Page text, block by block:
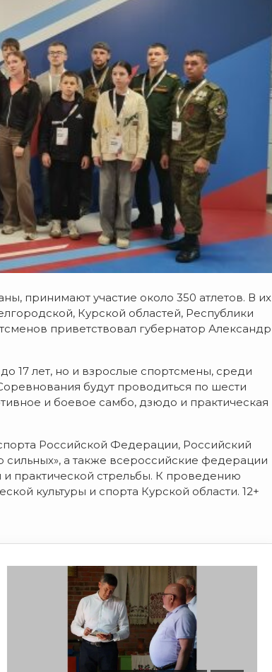
принимают участие около 350 атлетов. В их
Курской областей, Республики
приветствовал губернатор Александр
17 лет, но и взрослые спортсмены, среди
будут проводиться по шести
и боевое самбо, дзюдо и практическая
Российской Федерации, Российский
а также всероссийские федерации
и практической стрельбы. К проведению
культуры и спорта Курской области. 12+